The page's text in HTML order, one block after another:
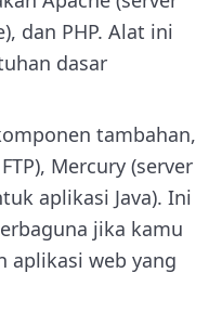
dan PHP. Alat ini
dasar
tambahan,
Mercury (server
aplikasi Java). Ini
jika kamu
aplikasi web yang